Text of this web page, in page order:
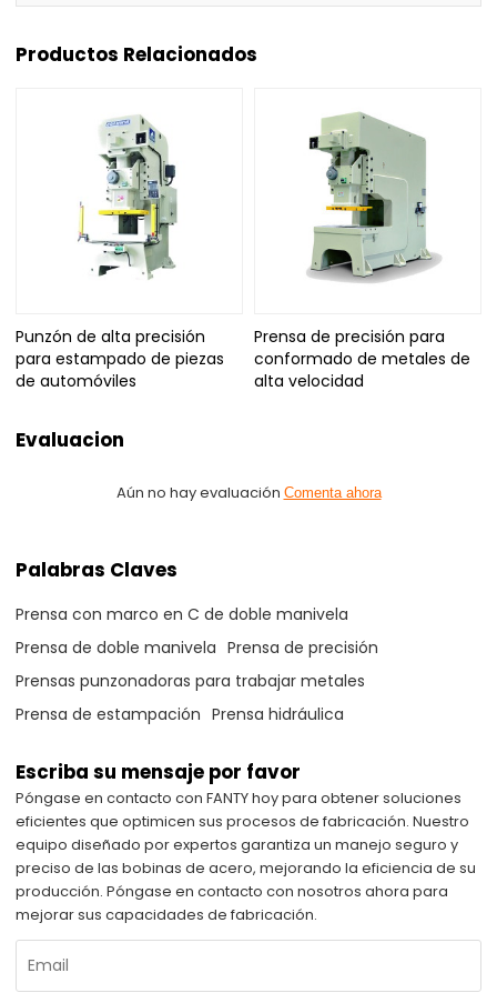
Productos Relacionados
Punzón de alta precisión
para estampado de piezas
de automóviles
Prensa de precisión para
conformado de metales de
alta velocidad
Evaluacion
Aún no hay evaluación Comenta ahora
Palabras Claves
Prensa con marco en C de doble manivela
Prensa de doble manivela Prensa de precisión
Prensas punzonadoras para trabajar metales
Prensa de estampación Prensa hidráulica
Escriba su mensaje por favor
Póngase en contacto con FANTY hoy para obtener soluciones
eficientes que optimicen sus procesos de fabricación. Nuestro
equipo diseñado por expertos garantiza un manejo seguro y
preciso de las bobinas de acero, mejorando la eficiencia de su
producción. Póngase en contacto con nosotros ahora para
mejorar sus capacidades de fabricación.